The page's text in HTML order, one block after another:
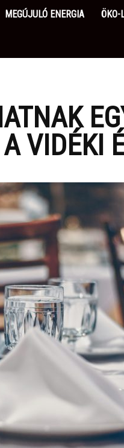
MEGÚJULÓ ENERGIA ÖKO-
VIDÉKI